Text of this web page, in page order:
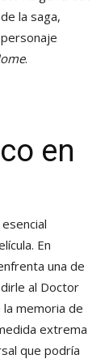
la saga,
.
en
En
una de
al Doctor
memoria de
extrema
que podría